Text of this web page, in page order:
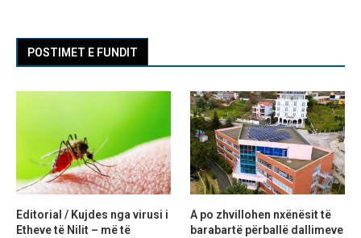
POSTIMET E FUNDIT
Editorial / Kujdes nga virusi i
Etheve të Nilit – më të
A po zhvillohen nxënësit të
barabartë përballë dallimeve